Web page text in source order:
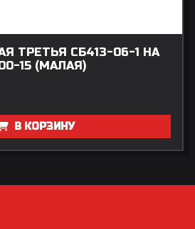
ТРЕТЬЯ СБ413-06-1 НА
15 (МАЛАЯ)
В КОРЗИНУ